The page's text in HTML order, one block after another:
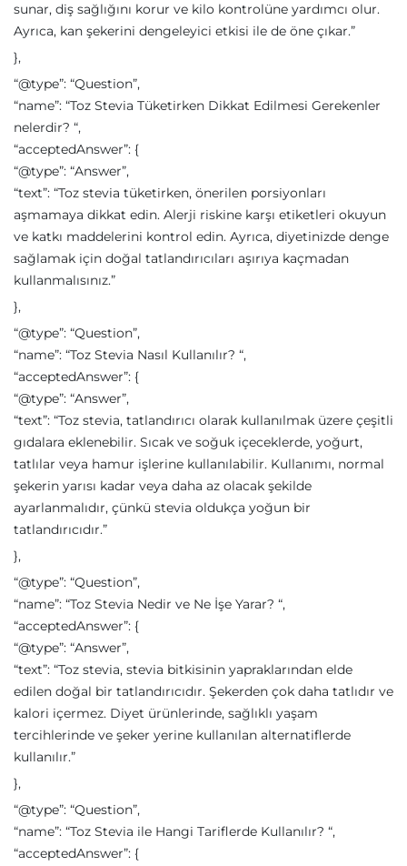
sunar, diş sağlığını korur ve kilo kontrolüne yardımcı olur.
Ayrıca, kan şekerini dengeleyici etkisi ile de öne çıkar.”
},
“@type”: “Question”,
“name”: “Toz Stevia Tüketirken Dikkat Edilmesi Gerekenler
nelerdir? “,
“acceptedAnswer”: {
“@type”: “Answer”,
“text”: “Toz stevia tüketirken, önerilen porsiyonları
aşmamaya dikkat edin. Alerji riskine karşı etiketleri okuyun
ve katkı maddelerini kontrol edin. Ayrıca, diyetinizde denge
sağlamak için doğal tatlandırıcıları aşırıya kaçmadan
kullanmalısınız.”
},
“@type”: “Question”,
“name”: “Toz Stevia Nasıl Kullanılır? “,
“acceptedAnswer”: {
“@type”: “Answer”,
“text”: “Toz stevia, tatlandırıcı olarak kullanılmak üzere çeşitli
gıdalara eklenebilir. Sıcak ve soğuk içeceklerde, yoğurt,
tatlılar veya hamur işlerine kullanılabilir. Kullanımı, normal
şekerin yarısı kadar veya daha az olacak şekilde
ayarlanmalıdır, çünkü stevia oldukça yoğun bir
tatlandırıcıdır.”
},
“@type”: “Question”,
“name”: “Toz Stevia Nedir ve Ne İşe Yarar? “,
“acceptedAnswer”: {
“@type”: “Answer”,
“text”: “Toz stevia, stevia bitkisinin yapraklarından elde
edilen doğal bir tatlandırıcıdır. Şekerden çok daha tatlıdır ve
kalori içermez. Diyet ürünlerinde, sağlıklı yaşam
tercihlerinde ve şeker yerine kullanılan alternatiflerde
kullanılır.”
},
“@type”: “Question”,
“name”: “Toz Stevia ile Hangi Tariflerde Kullanılır? “,
“acceptedAnswer”: {